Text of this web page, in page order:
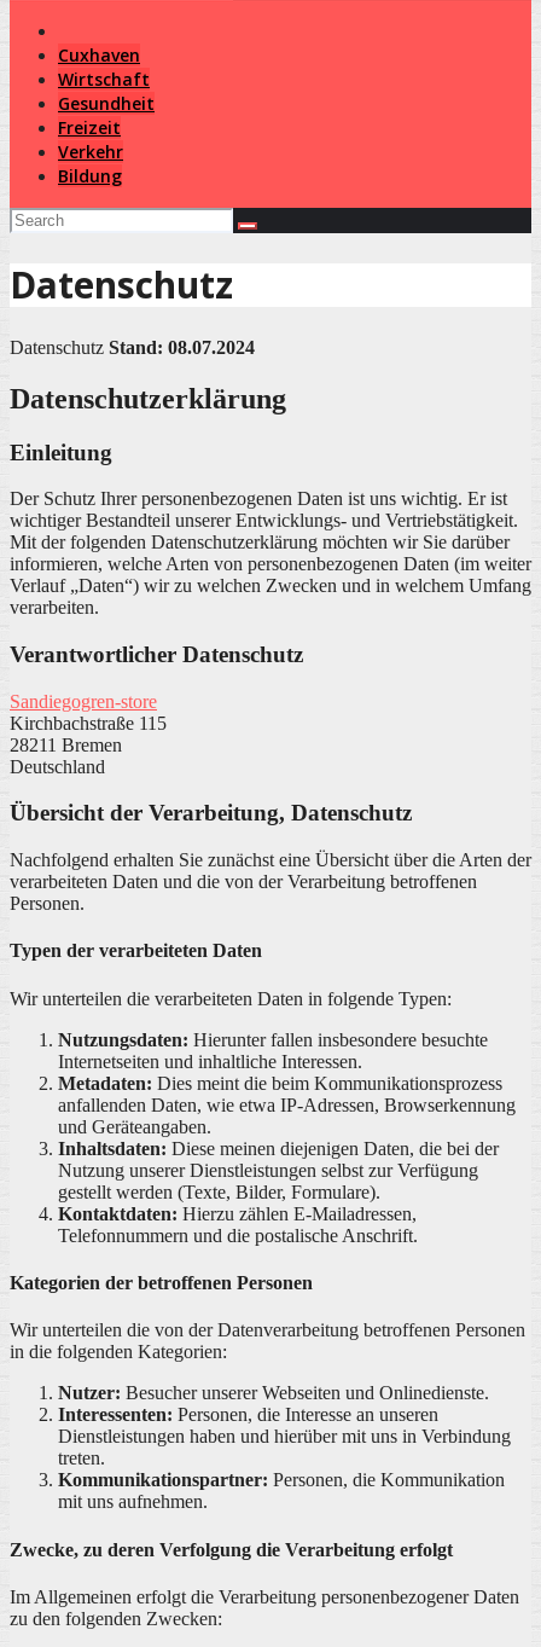
Cuxhaven
Wirtschaft
Gesundheit
Freizeit
Verkehr
Bildung
Datenschutz
Datenschutz Stand: 08.07.2024
Datenschutzerklärung
Einleitung
Der Schutz Ihrer personenbezogenen Daten ist uns wichtig. Er ist
wichtiger Bestandteil unserer Entwicklungs- und Vertriebstätigkeit.
Mit der folgenden Datenschutzerklärung möchten wir Sie darüber
informieren, welche Arten von personenbezogenen Daten (im weiter
Verlauf „Daten“) wir zu welchen Zwecken und in welchem Umfang
verarbeiten.
Verantwortlicher Datenschutz
Sandiegogren-store
Kirchbachstraße 115
28211 Bremen
Deutschland
Übersicht der Verarbeitung, Datenschutz
Nachfolgend erhalten Sie zunächst eine Übersicht über die Arten der
verarbeiteten Daten und die von der Verarbeitung betroffenen
Personen.
Typen der verarbeiteten Daten
Wir unterteilen die verarbeiteten Daten in folgende Typen:
Nutzungsdaten: Hierunter fallen insbesondere besuchte
Internetseiten und inhaltliche Interessen.
Metadaten: Dies meint die beim Kommunikationsprozess
anfallenden Daten, wie etwa IP-Adressen, Browserkennung
und Geräteangaben.
Inhaltsdaten: Diese meinen diejenigen Daten, die bei der
Nutzung unserer Dienstleistungen selbst zur Verfügung
gestellt werden (Texte, Bilder, Formulare).
Kontaktdaten: Hierzu zählen E-Mailadressen,
Telefonnummern und die postalische Anschrift.
Kategorien der betroffenen Personen
Wir unterteilen die von der Datenverarbeitung betroffenen Personen
in die folgenden Kategorien:
Nutzer: Besucher unserer Webseiten und Onlinedienste.
Interessenten: Personen, die Interesse an unseren
Dienstleistungen haben und hierüber mit uns in Verbindung
treten.
Kommunikationspartner: Personen, die Kommunikation
mit uns aufnehmen.
Zwecke, zu deren Verfolgung die Verarbeitung erfolgt
Im Allgemeinen erfolgt die Verarbeitung personenbezogener Daten
zu den folgenden Zwecken: